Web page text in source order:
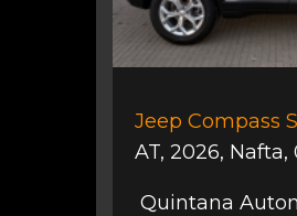
Jeep Compass
AT, 2026, Nafta,
Quintana